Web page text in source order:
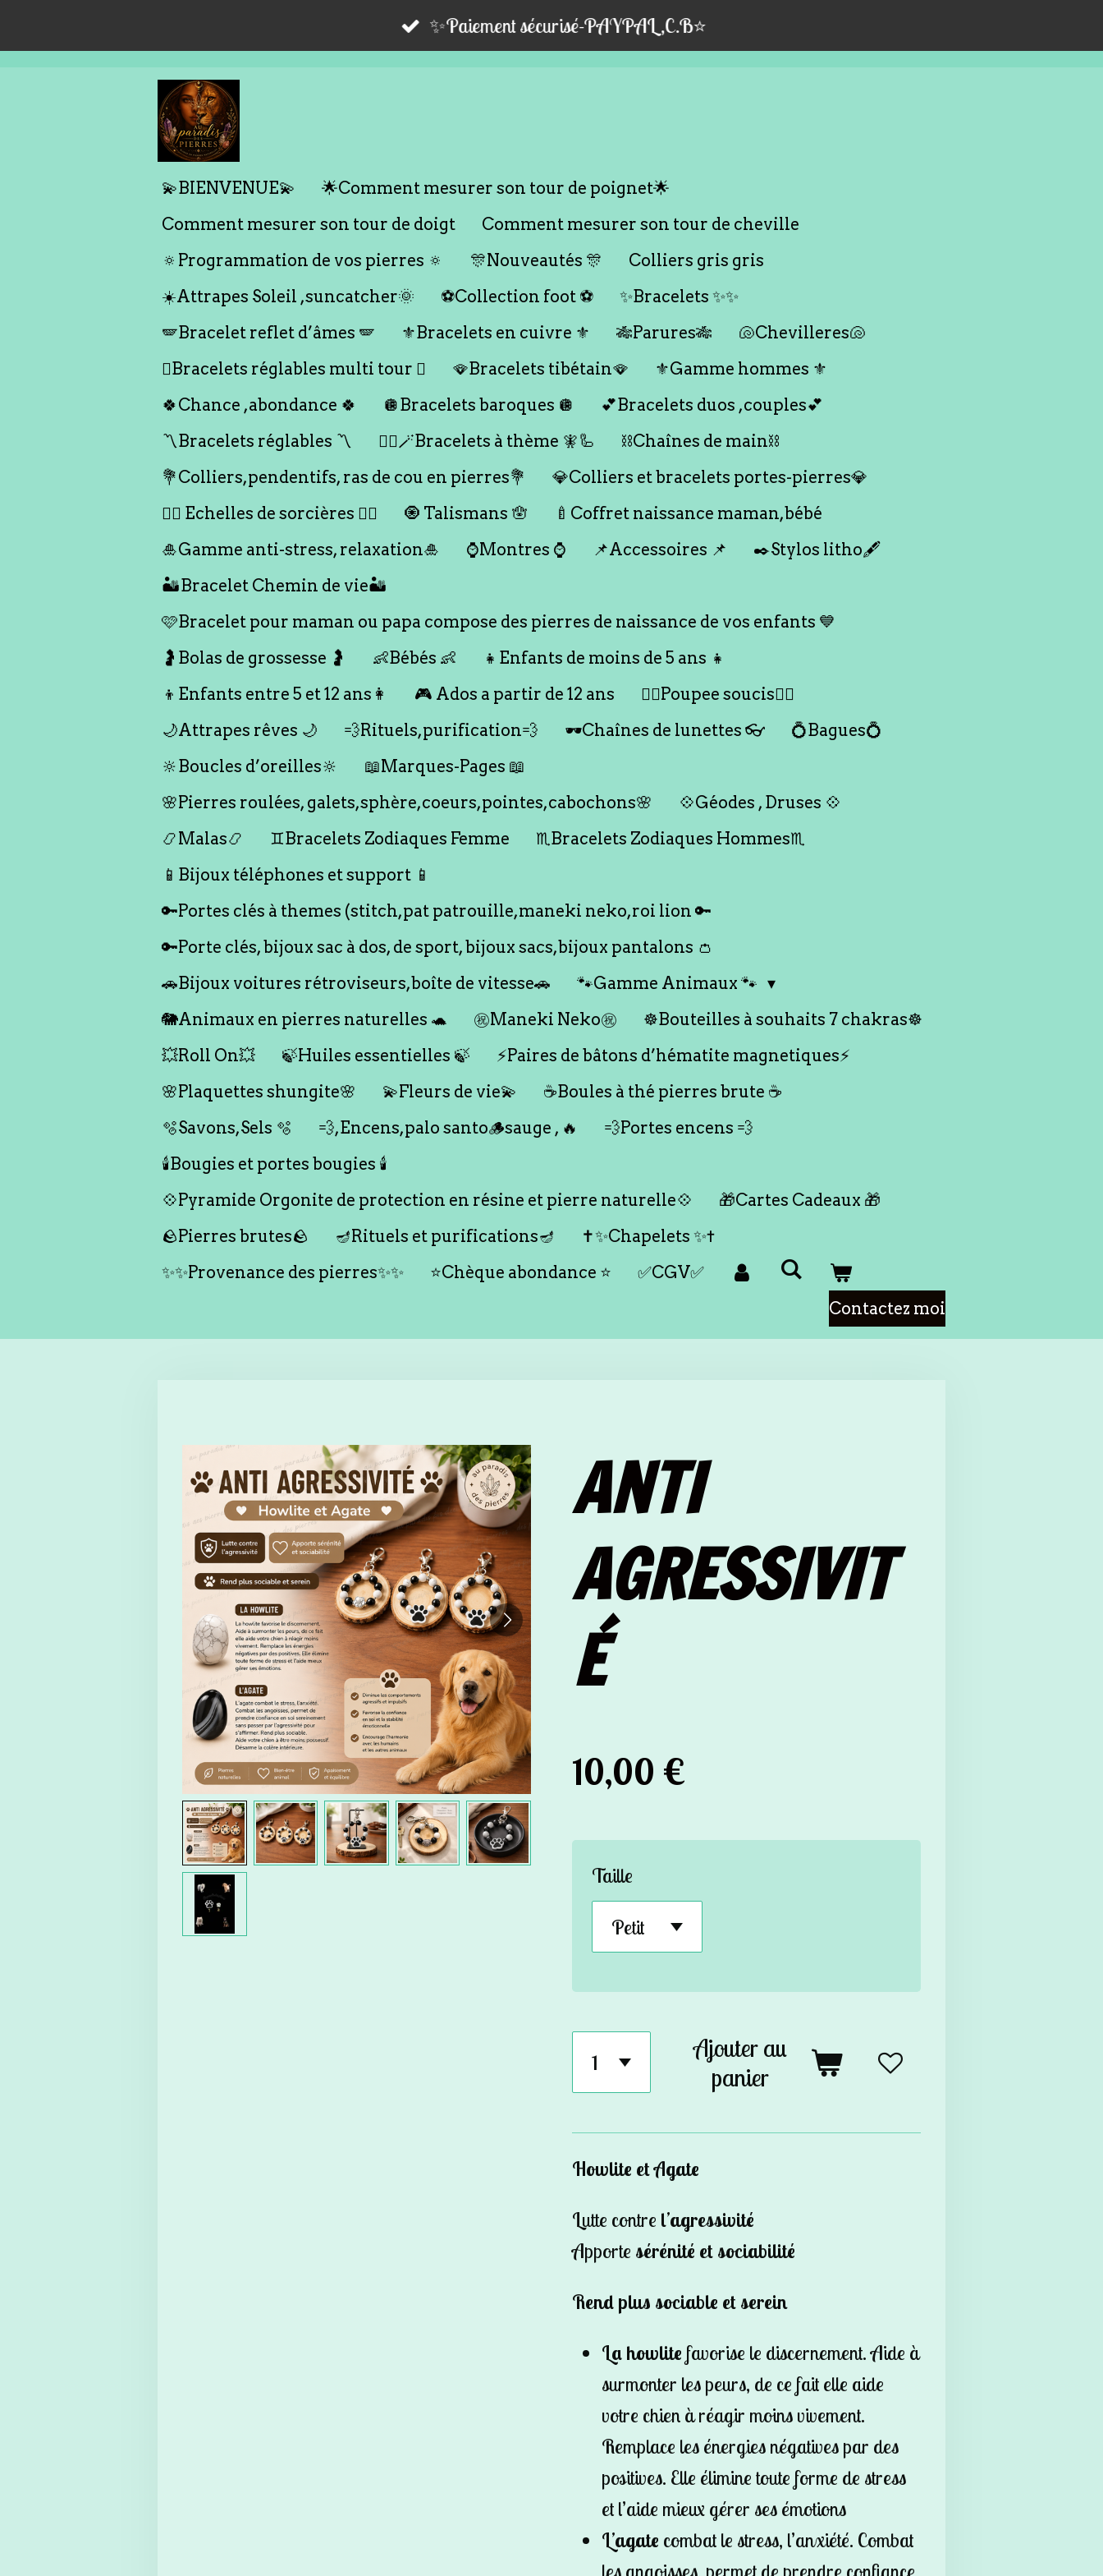
au
✨Paiement sécurisé-PAYPAL,C.B⭐️
💫BIENVENUE💫
🌟Comment mesurer son tour de poignet🌟
Comment mesurer son tour de doigt
Comment mesurer son tour de cheville
🔅Programmation de vos pierres 🔅
🎊Nouveautés 🎊
Colliers gris gris
☀️Attrapes Soleil ,suncatcher🌞
⚽️Collection foot ⚽️
✨Bracelets ✨✨
🪽Bracelet reflet d’âmes 🪽
⚜️Bracelets en cuivre ⚜️ 🎋Parures🎋
🐚Chevilleres🐚
🪎Bracelets réglables multi tour 🪎
🪭Bracelets tibétain🪭
⚜️Gamme hommes ⚜️
🍀Chance ,abondance 🍀
🪩Bracelets baroques 🪩
💕Bracelets duos ,couples💕
〽️Bracelets réglables 〽️
🧞‍♂️🪄Bracelets à thème 🧚🦾
⛓️Chaînes de main⛓️
💐Colliers,pendentifs, ras de cou en pierres💐
💎Colliers et bracelets portes-pierres💎
🧙‍♀️ Echelles de sorcières 🧙‍♀️
🧿 Talismans 🪬
🍼Coffret naissance maman,bébé
🎍Gamme anti-stress, relaxation🎍
⌚️Montres ⌚️ 📌Accessoires 📌
✒️Stylos litho🖋️
🏜️Bracelet Chemin de vie🏜️
🩷Bracelet pour maman ou papa compose des pierres de naissance de vos enfants 💙
🤰Bolas de grossesse 🤰
👶Bébés 👶
👧Enfants de moins de 5 ans 👧
👦Enfants entre 5 et 12 ans👩
🎮 Ados a partir de 12 ans
🙇‍♂️Poupee soucis🙇‍♀️
🌙Attrapes rêves 🌙
💨Rituels,purification💨 🕶️Chaînes de lunettes 👓
💍Bagues💍
🔆Boucles d’oreilles🔆
📖Marques-Pages 📖
🌸Pierres roulées, galets,sphère,coeurs,pointes,cabochons🌸
💠Géodes , Druses 💠
📿Malas📿
♊️Bracelets Zodiaques Femme
♏️Bracelets Zodiaques Hommes♏️
📱Bijoux téléphones et support 📱
🔑Portes clés à themes (stitch,pat patrouille,maneki neko,roi lion 🔑
🔑Porte clés, bijoux sac à dos, de sport, bijoux sacs,bijoux pantalons 👛
🚗Bijoux voitures rétroviseurs,boîte de vitesse🚗
🐾Gamme Animaux 🐾
🐘Animaux en pierres naturelles 🐢
㊗️Maneki Neko㊗️
☸️Bouteilles à souhaits 7 chakras☸️
💥Roll On💥
🍃Huiles essentielles 🍃
⚡️Paires de bâtons d’hématite magnetiques⚡️
🌸Plaquettes shungite🌸
💫Fleurs de vie💫
☕️Boules à thé pierres brute ☕️
🫧Savons,Sels 🫧
💨,Encens,palo santo🪵sauge , 🔥
💨Portes encens 💨
🕯️Bougies et portes bougies 🕯️
💠Pyramide Orgonite de protection en résine et pierre naturelle💠
🎁Cartes Cadeaux 🎁
🪨Pierres brutes🪨
🪔Rituels et purifications🪔
✝️✨Chapelets ✨✝️
✨✨Provenance des pierres✨✨
⭐️Chèque abondance ⭐️
✅CGV✅
Contactez moi
ANTI
AGRESSIVIT
É
10,00 €
Taille
Ajouter au
panier
Howlite et Agate
Lutte contre l’agressivité
Apporte sérénité et sociabilité
Rend plus sociable et serein
La howlite favorise le discernement. Aide à
surmonter les peurs, de ce fait elle aide
votre chien à réagir moins vivement.
Remplace les énergies négatives par des
positives. Elle élimine toute forme de stress
et l’aide mieux gérer ses émotions
L’agate combat le stress, l’anxiété. Combat